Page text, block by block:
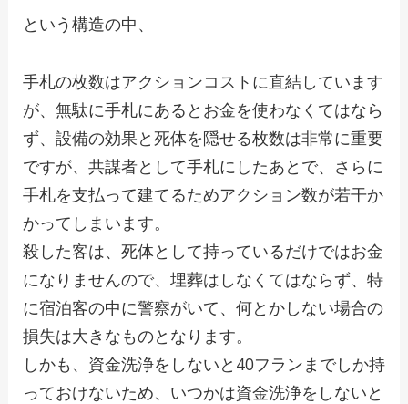
という構造の中、
手札の枚数はアクションコストに直結しています
が、無駄に手札にあるとお金を使わなくてはなら
ず、設備の効果と死体を隠せる枚数は非常に重要
ですが、共謀者として手札にしたあとで、さらに
手札を支払って建てるためアクション数が若干か
かってしまいます。
殺した客は、死体として持っているだけではお金
になりませんので、埋葬はしなくてはならず、特
に宿泊客の中に警察がいて、何とかしない場合の
損失は大きなものとなります。
しかも、資金洗浄をしないと40フランまでしか持
っておけないため、いつかは資金洗浄をしないと